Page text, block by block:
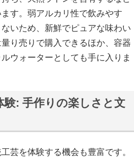
す。弱アルカリ性で飲みやす
いため、新鮮でピュアな味わい
り売りで購入できるほか、容器
ウォーターとしても手に入りま
験: 手作りの楽しさと文
芸を体験する機会も豊富です。